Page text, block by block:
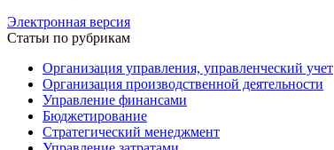
Электронная версия
Статьи по рубрикам
Организация управления, управленческий учет
Организация производственной деятельности
Управление финансами
Бюджетирование
Стратегический менеджмент